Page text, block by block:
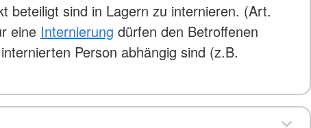
beteiligt sind in Lagern zu internieren. (Art.
eine Internierung dürfen den Betroffenen
Person abhängig sind (z.B.